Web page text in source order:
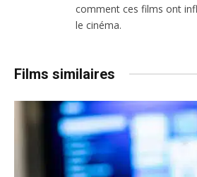
comment ces films ont
le cinéma.
Films similaires